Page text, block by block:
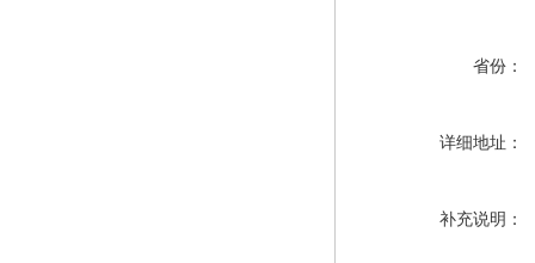
省份：
详细地址：
补充说明：